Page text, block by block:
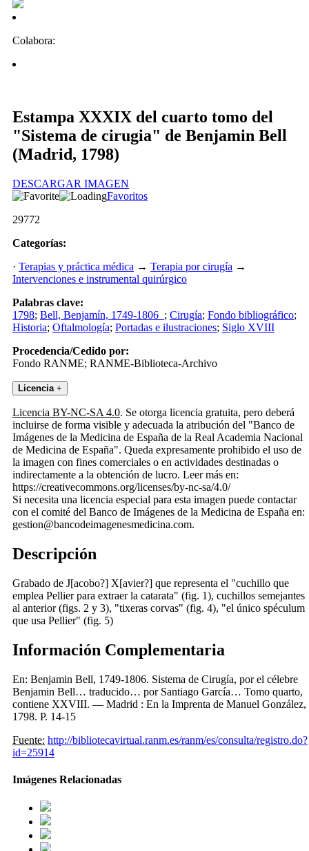
Colabora:
Estampa XXXIX del cuarto tomo del
"Sistema de cirugia" de Benjamin Bell
(Madrid, 1798)
DESCARGAR IMAGEN
Favoritos
29772
Categorías:
· Terapias y práctica médica → Terapia por cirugía →
Intervenciones e instrumental quirúrgico
Palabras clave:
1798; Bell, Benjamín, 1749-1806 ‌ ; Cirugía; Fondo bibliográfico;
Historia; Oftalmología; Portadas e ilustraciones; Siglo XVIII
Procedencia/Cedido por:
Fondo RANME; RANME-Biblioteca-Archivo
Licencia +
Licencia BY-NC-SA 4.0. Se otorga licencia gratuita, pero deberá
incluirse de forma visible y adecuada la atribución del "Banco de
Imágenes de la Medicina de España de la Real Academia Nacional
de Medicina de España". Queda expresamente prohibido el uso de
la imagen con fines comerciales o en actividades destinadas o
indirectamente a la obtención de lucro. Leer más en:
https://creativecommons.org/licenses/by-nc-sa/4.0/
Si necesita una licencia especial para esta imagen puede contactar
con el comité del Banco de Imágenes de la Medicina de España en:
gestion@bancodeimagenesmedicina.com.
Descripción
Grabado de J[acobo?] X[avier?] que representa el "cuchillo que
emplea Pellier para extraer la catarata" (fig. 1), cuchillos semejantes
al anterior (figs. 2 y 3), "tixeras corvas" (fig. 4), "el único spéculum
que usa Pellier" (fig. 5)
Información Complementaria
En: Benjamin Bell, 1749-1806. Sistema de Cirugía, por el célebre
Benjamin Bell… traducido… por Santiago García… Tomo quarto,
contiene XXVIII. — Madrid : En la Imprenta de Manuel González,
1798. P. 14-15
Fuente: http://bibliotecavirtual.ranm.es/ranm/es/consulta/registro.do?
id=25914
Imágenes Relacionadas